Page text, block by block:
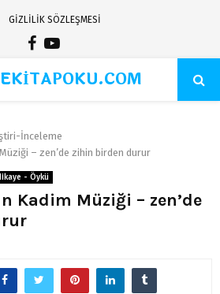
GİZLİLİK SÖZLEŞMESİ
Facebook
Youtube
İnceleme
– zen’de zihin birden durur
- Öykü
Kadim Müziği – zen’de